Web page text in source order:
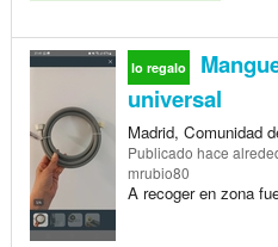
lo regalo
universal
Madrid, Comunidad
Publicado hace
mrubio80
A recoger en zona